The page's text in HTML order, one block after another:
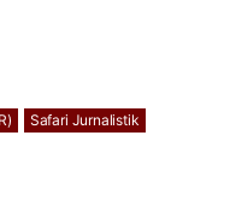
Safari Jurnalistik